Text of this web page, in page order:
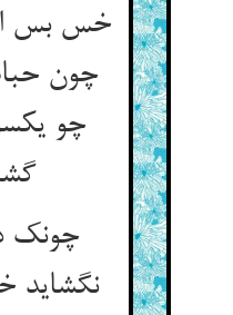
خس بس
چون
چو
چونک